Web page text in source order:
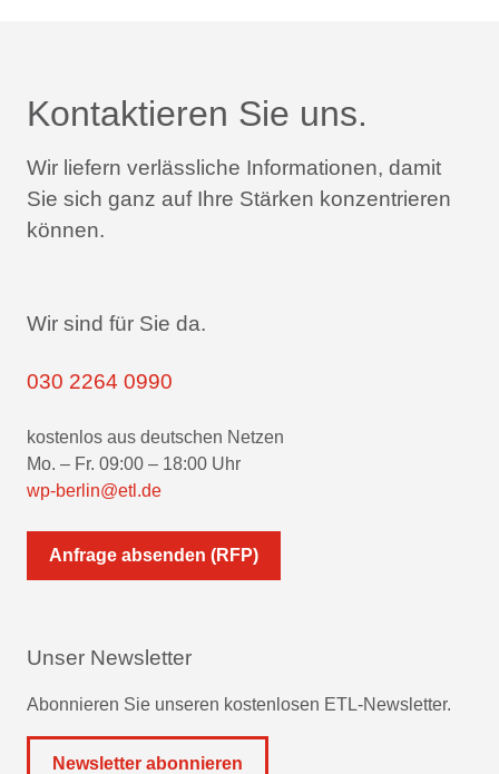
Kontaktieren Sie uns.
Wir liefern verlässliche Informationen, damit
Sie sich ganz auf Ihre Stärken konzentrieren
können.
Wir sind für Sie da.
030 2264 0990
kostenlos aus deutschen Netzen
Mo. – Fr. 09:00 – 18:00 Uhr
wp-berlin@etl.de
Anfrage absenden (RFP)
Unser Newsletter
Abonnieren Sie unseren kostenlosen ETL-Newsletter.
Newsletter abonnieren